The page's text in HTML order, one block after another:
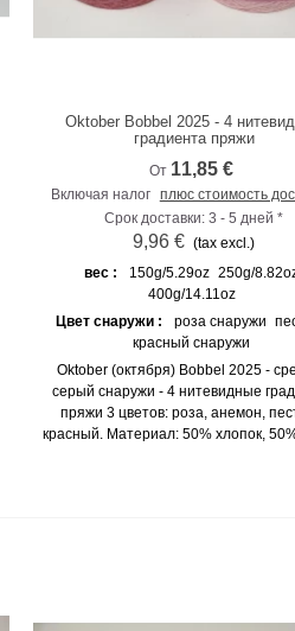
К сравнению
Oktober Bobbel 2025 - 4
градиента пряжи
От 11,85 €
Включая налог плюс стоимость
Срок доставки: 3 - 5 дней *
9,96 € (tax excl.)
вес :
150g/5.29oz 250g/
400g/14.11oz
Цвет снаружи :
роза снаружи
красный снаружи
Oktober (октября) Bobbel 2025 -
серый снаружи - 4 нитевидные
пряжи 3 цветов: роза, анемон,
красный. Материал: 50% хлопок,